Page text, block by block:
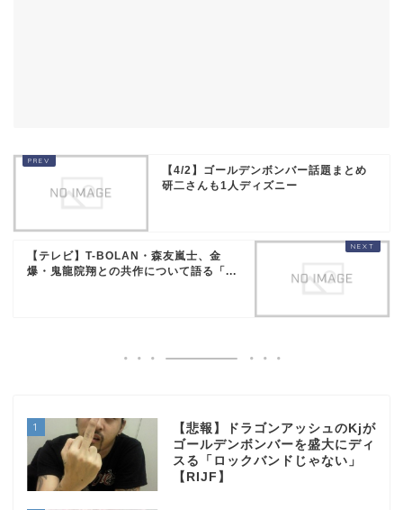
【4/2】ゴールデンボンバー話題まとめ
研二さんも1人ディズニー
【テレビ】T-BOLAN・森友嵐士、金
爆・鬼龍院翔との共作について語る「...
1
【悲報】ドラゴンアッシュのKjが
ゴールデンボンバーを盛大にディ
スる「ロックバンドじゃない」
【RIJF】